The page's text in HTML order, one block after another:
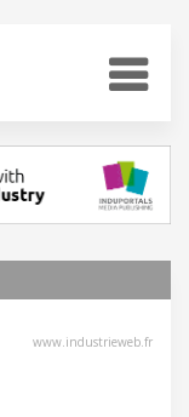
www.industrieweb.fr